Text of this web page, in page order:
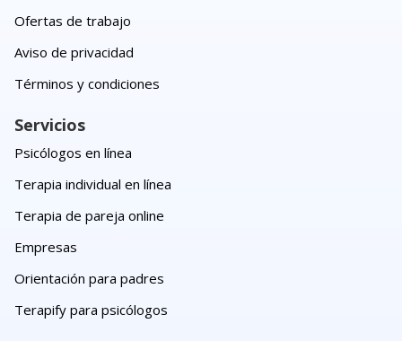
Ofertas de trabajo
Aviso de privacidad
Términos y condiciones
Servicios
Psicólogos en línea
Terapia individual en línea
Terapia de pareja online
Empresas
Orientación para padres
Terapify para psicólogos